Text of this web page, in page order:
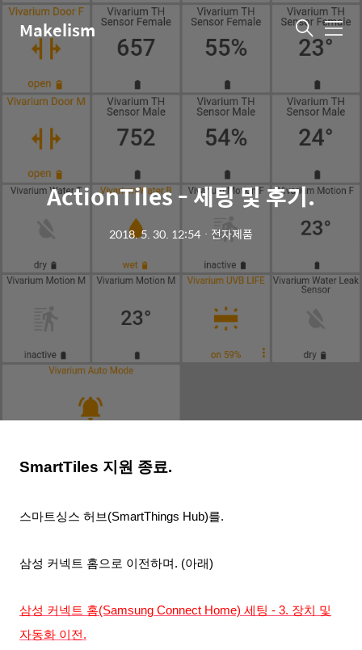
Makelism 메
ActionTiles - 세팅 및 후기.
2018. 5. 30. 12:54 ㆍ 전자제품
SmartTiles 지원 종료.
스마트싱스 허브(SmartThings Hub)를.
삼성 커넥트 홈으로 이전하며. (아래)
삼성 커넥트 홈(Samsung Connect Home) 세팅 - 3. 장치 및
자동화 이전.